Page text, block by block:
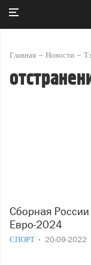
Главная Новости
Сборная России по футболу не примет участия в
Евро-2024
СПОРТ 20-09-2022